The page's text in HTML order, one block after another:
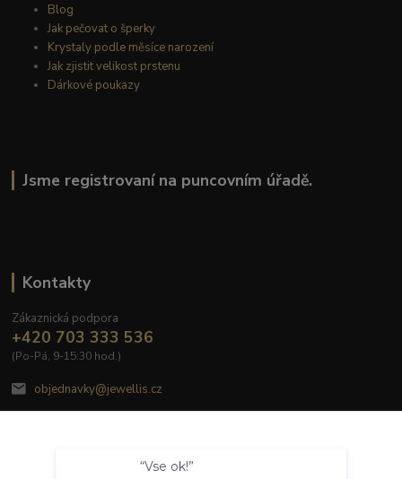
Blog
Jak pečovat o šperky
Krystaly podle měsíce narození
Jak zjistit velikost prstenu
Dárkové poukazy
Jsme registrovaní na puncovním úřadě.
Kontakty
Zákaznická podpora
+420 703 333 536
(Po-Pá, 9-15:30 hod.)
objednavky@jewellis.cz
Nastavení
“Vse ok!”